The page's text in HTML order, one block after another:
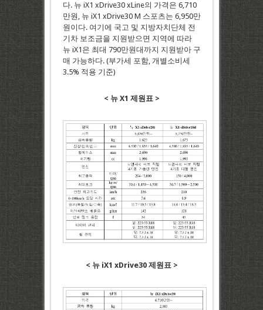
다. 뉴 iX1 xDrive30 xLine의 가격은 6,710
만원, 뉴 iX1 xDrive30 M 스포츠는 6,950만
원이다. 여기에 국고 및 지방자치단체 전
기차 보조금을 지원받으면 지역에 따라
뉴 iX1은 최대 790만원대까지 지원받아 구
매 가능하다. (부가세 포함, 개별소비세
3.5% 적용 기준)
< 뉴X1 제원표>
< 뉴 iX1 xDrive30 제원표 >